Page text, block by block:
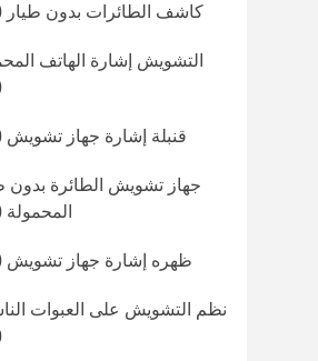
كاشف الطائرات بدون طيار
التشويش إشارة الهاتف
قنبلة إشارة جهاز تشويش
جهاز تشويش الطائرة بدون
المحمولة
ظهره إشارة جهاز تشويش
نظم التشويش على العبوات